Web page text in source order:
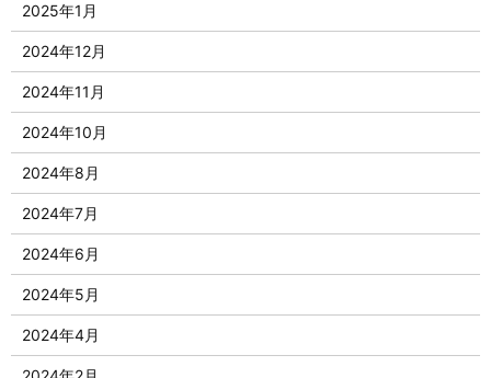
2025年1月
2024年12月
2024年11月
2024年10月
2024年8月
2024年7月
2024年6月
2024年5月
2024年4月